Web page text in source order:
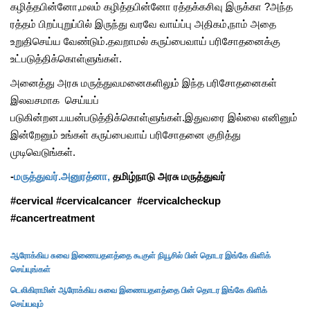
கழித்தபின்னோ,மலம் கழித்தபின்னோ ரத்தக்கசிவு இருக்கா ?அந்த
ரத்தம் பிறப்புறுப்பில் இருந்து வரவே வாய்ப்பு அதிகம்,நாம் அதை
உறுதிசெய்ய வேண்டும்.தவறாமல் கருப்பைவாய் பரிசோதனைக்கு
உட்படுத்திக்கொள்ளுங்கள்.
அனைத்து அரசு மருத்துவமனைகளிலும் இந்த பரிசோதனைகள்
இலவசமாக செய்யப்
படுகின்றன.பயன்படுத்திக்கொள்ளுங்கள்.இதுவரை இல்லை எனினும்
இன்றேனும் உங்கள் கருப்பைவாய் பரிசோதனை குறித்து
முடிவெடுங்கள்.
-மருத்துவர்.அனுரத்னா, தமிழ்நாடு அரசு மருத்துவர்
#cervical #cervicalcancer #cervicalcheckup
#cancertreatment
ஆரோக்கிய சுவை இணையதளத்தை கூகுள் நியூசில் பின் தொடர இங்கே கிளிக்
செய்யுங்கள்
டெலிகிராமின் ஆரோக்கிய சுவை இணையதளத்தை பின் தொடர இங்கே கிளிக்
செய்யவும்